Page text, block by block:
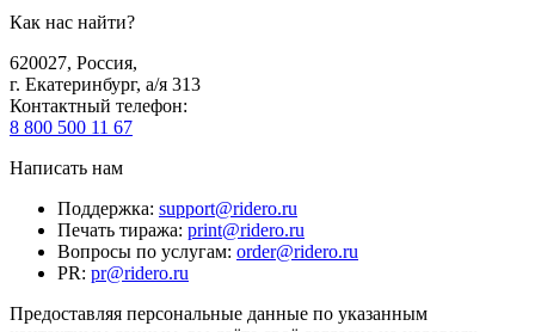
Как нас найти?
620027, Россия,
г. Екатеринбург, а/я 313
Контактный телефон:
8 800 500 11 67
Написать нам
Поддержка: support@ridero.ru
Печать тиража: print@ridero.ru
Вопросы по услугам: order@ridero.ru
PR: pr@ridero.ru
Предоставляя персональные данные по указанным